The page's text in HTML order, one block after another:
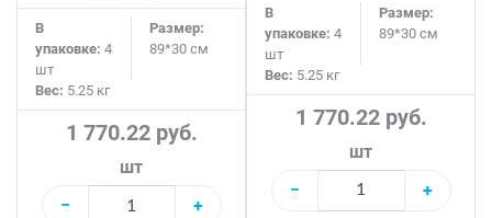
В
упаковке: 4
шт
Размер:
89*30 см
Вес: 5.25 кг
1 770.22 руб.
шт
−
+
В
упаковке: 4
шт
Размер:
89*30 см
Вес: 5.25 кг
1 770.22 руб.
шт
−
+